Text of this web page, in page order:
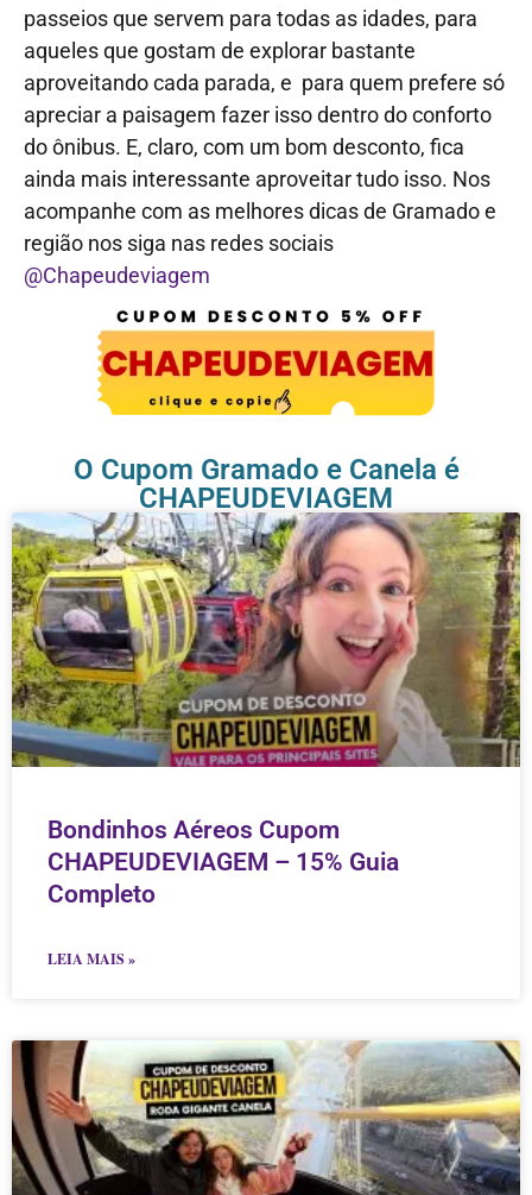
passeios que servem para todas as idades, para
aqueles que gostam de explorar bastante
aproveitando cada parada, e para quem prefere só
apreciar a paisagem fazer isso dentro do conforto
do ônibus. E, claro, com um bom desconto, fica
ainda mais interessante aproveitar tudo isso. Nos
acompanhe com as melhores dicas de Gramado e
região nos siga nas redes sociais
@Chapeudeviagem
O Cupom Gramado e Canela é
CHAPEUDEVIAGEM
Bondinhos Aéreos Cupom
CHAPEUDEVIAGEM – 15% Guia
Completo
LEIA MAIS »